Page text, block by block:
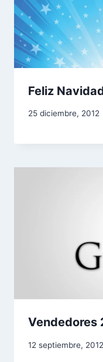
Feliz
25 diciembre, 2012
Vendedores
12 septiembre, 2012